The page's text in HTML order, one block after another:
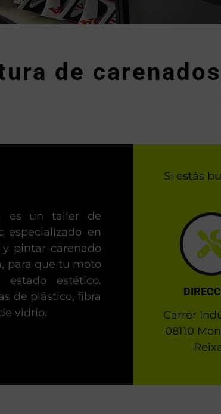
de
es un taller de
especializado en
pintar carenado
para que tu moto
estético.
de plástico, fibra
vidrio.
Si estás
Carrer
08110